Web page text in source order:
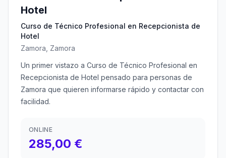
Hotel
Curso de Técnico Profesional en Recepcionista de
Hotel
Zamora, Zamora
Un primer vistazo a Curso de Técnico Profesional en
Recepcionista de Hotel pensado para personas de
Zamora que quieren informarse rápido y contactar con
facilidad.
ONLINE
285,00 €